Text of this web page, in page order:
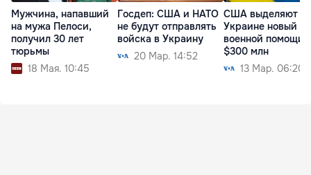
Мужчина, напавший
на мужа Пелоси,
получил 30 лет
тюрьмы
18 Мая. 10:45
Госдеп: США и НАТО
не будут отправлять
войска в Украину
20 Мар. 14:52
США выделяют
Украине новый
военной помощи
$300 млн
13 Мар. 06:20